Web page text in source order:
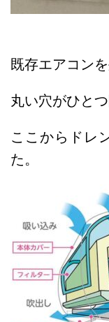
既存エアコン
丸い穴がひと
ここからドレ
た。